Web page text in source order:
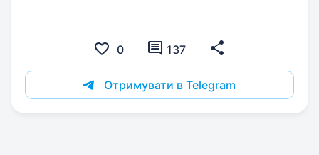
0 137
Отримувати в Telegram